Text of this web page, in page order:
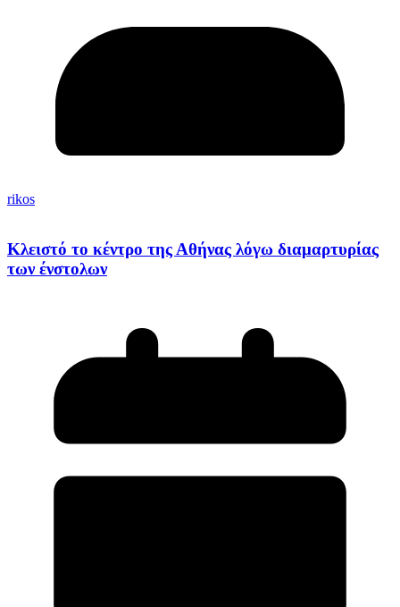
rikos
Κλειστό το κέντρο της Αθήνας λόγω διαμαρτυρίας
των ένστολων